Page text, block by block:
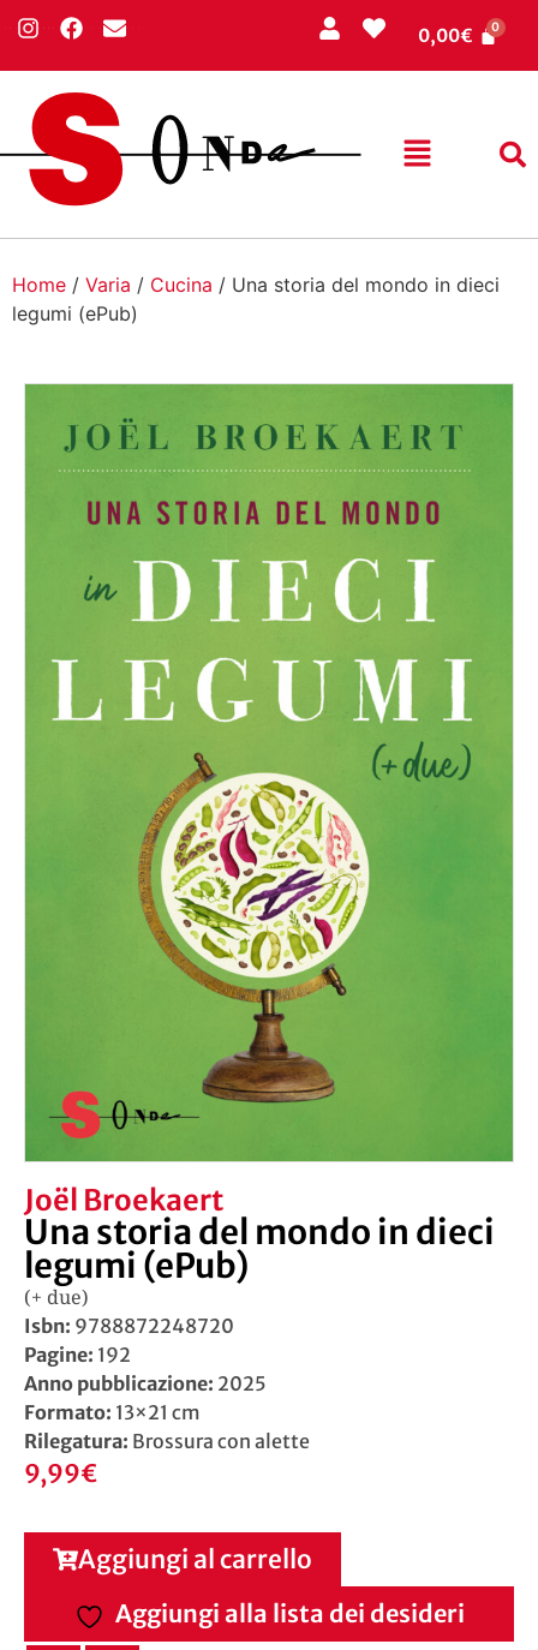
0,00€
Home / Varia / Cucina / Una storia del mondo in dieci
legumi (ePub)
Joël Broekaert
Una storia del mondo in dieci
legumi (ePub)
(+ due)
Isbn: 9788872248720
Pagine: 192
Anno pubblicazione: 2025
Formato: 13×21 cm
Rilegatura: Brossura con alette
9,99€
Aggiungi al carrello
Aggiungi alla lista dei desideri